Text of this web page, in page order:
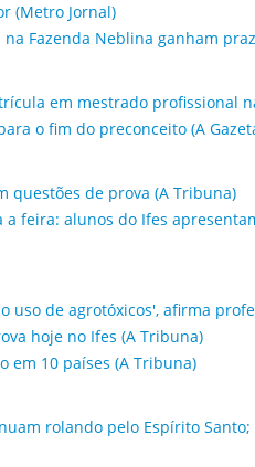
(Metro Jornal)
na Fazenda Neblina ganham
em mestrado profissional
o fim do preconceito (A
questões de prova (A Tribuna)
a feira: alunos do Ifes
uso de agrotóxicos', afirma
hoje no Ifes (A Tribuna)
em 10 países (A Tribuna)
rolando pelo Espírito